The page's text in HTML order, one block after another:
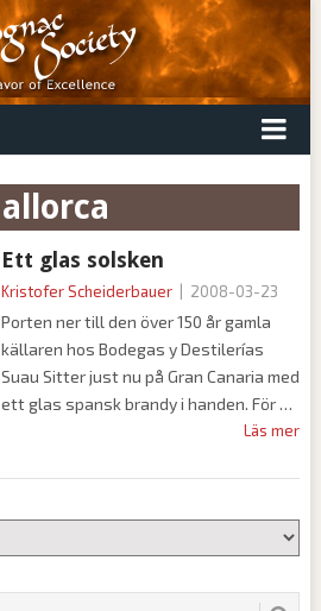
mallorca
Ett glas solsken
Kristofer Scheiderbauer 2008-03-23
Porten ner till den över 150 år gamla
källaren hos Bodegas y Destilerías
Suau Sitter just nu på Gran Canaria med
ett glas spansk brandy i handen. För
Läs mer